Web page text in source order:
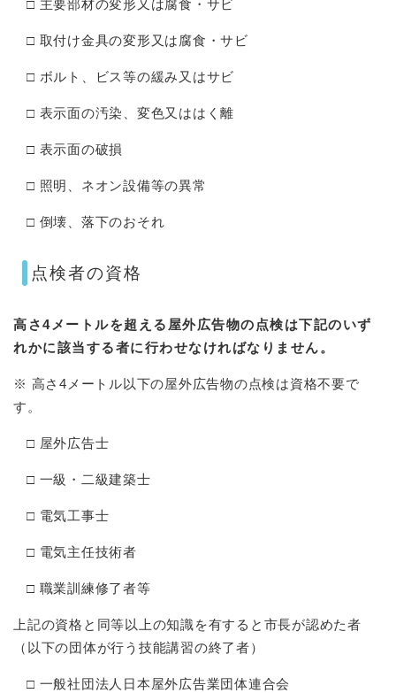
□ 主要部材の変形又は腐食・サビ
□ 取付け金具の変形又は腐食・サビ
□ ボルト、ビス等の緩み又はサビ
□ 表示面の汚染、変色又ははく離
□ 表示面の破損
□ 照明、ネオン設備等の異常
□ 倒壊、落下のおそれ
点検者の資格
高さ4メートルを超える屋外広告物の点検は下記のいず
れかに該当する者に行わせなければなりません。
※ 高さ4メートル以下の屋外広告物の点検は資格不要で
す。​
□ 屋外広告士
□ 一級・二級建築士
□ 電気工事士
□ 電気主任技術者
□ 職業訓練修了者等
上記の資格と同等以上の知識を有すると市長が認めた者
（以下の団体が行う技能講習の終了者）​
□ 一般社団法人日本屋外広告業団体連合会